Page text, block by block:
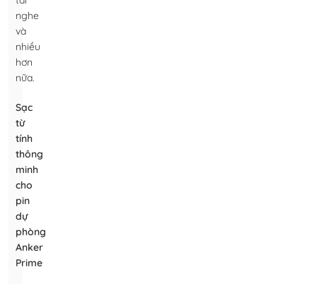
nghe
và
nhiều
hơn
nữa.
Sạc
từ
tính
thông
minh
cho
pin
dự
phòng
Anker
Prime